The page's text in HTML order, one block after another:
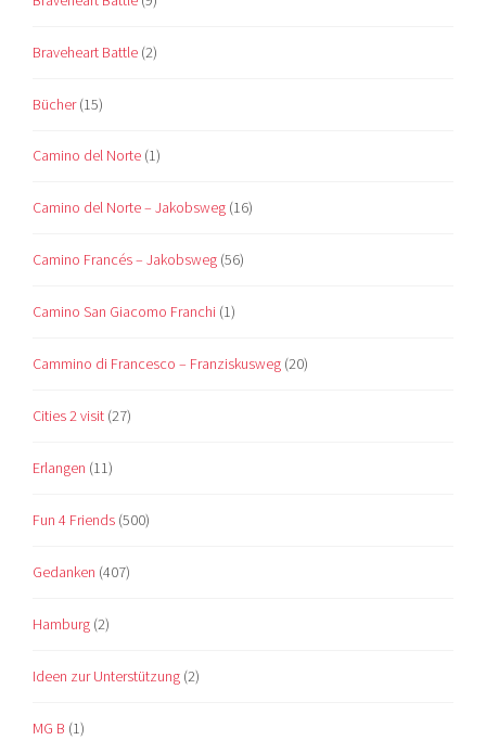
Braveheart Battle (2)
Bücher(15)
Camino del Norte (1)
Camino del Norte – Jakobsweg (16)
Camino Francés – Jakobsweg (56)
Camino San Giacomo Franchi (1)
Cammino di Francesco – Franziskusweg (20)
Cities 2 visit (27)
Erlangen (11)
Fun 4 Friends (500)
Gedanken (407)
Hamburg (2)
Ideen zur Unterstützung (2)
MG B (1)